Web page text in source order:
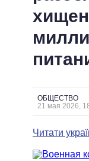
СТАТЬИ
МНЕНИЯ
ОБЗОРЫ
ВСЕ
ГЛАВЫ
МЭРЫ
ВСЕ
ОБЩЕСТВО
21 мая 2026,
Читати